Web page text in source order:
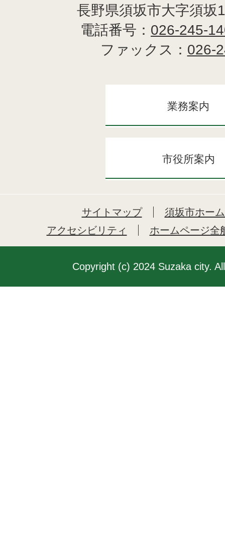
長野県須坂市大字須坂
電話番号： 026-245-
ファックス： 026-
業務案内
市役所案内
サイトマップ
須坂市ホー
アクセシビリティ
ホームページ全
Copyright (c) 2024 Suzaka city.